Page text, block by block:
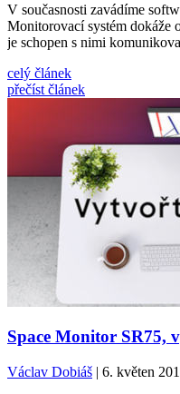
V současnosti zavádíme
Monitorovací systém dokáže
je schopen s nimi komunikovat.
celý článek
přečíst článek
Space Monitor SR75,
Václav Dobiáš| 6. květen 2019